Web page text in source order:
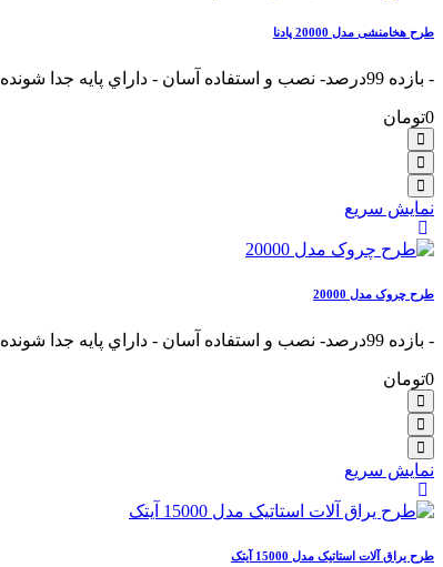
طرح هخامنشی مدل 20000 پادنا
- بازده 99درصد- نصب و استفاده آسان - داراي پايه جدا شونده - بدون نياز به جريان برق- ر.....
0تومان
نمایش سریع
طرح چروک مدل 20000
- بازده 99درصد- نصب و استفاده آسان - داراي پايه جدا شونده - بدون نياز به جريان برق- ر.....
0تومان
نمایش سریع
طرح یراق آلات استاتیک مدل 15000 آیتک